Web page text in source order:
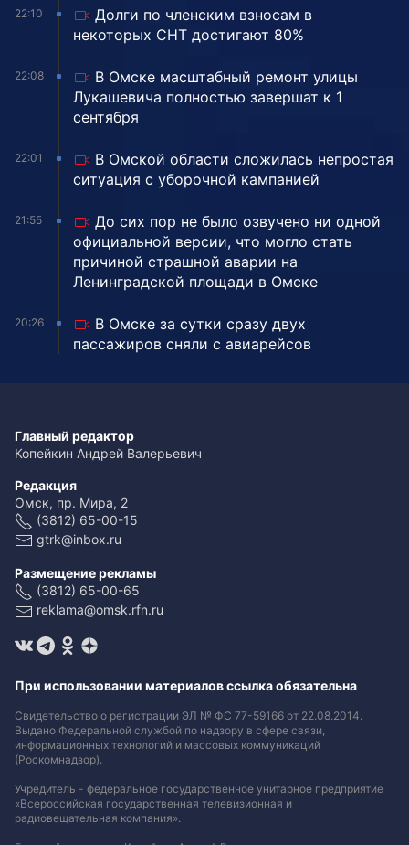
22:10
Долги по членским взносам в
некоторых СНТ достигают 80%
22:08
В Омске масштабный ремонт улицы
Лукашевича полностью завершат к 1
сентября
22:01
В Омской области сложилась непростая
ситуация с уборочной кампанией
21:55
До сих пор не было озвучено ни одной
официальной версии, что могло стать
причиной страшной аварии на
Ленинградской площади в Омске
20:26
В Омске за сутки сразу двух
пассажиров сняли с авиарейсов
Главный редактор
Копейкин Андрей Валерьевич
Редакция
Омск, пр. Мира, 2
(3812) 65-00-15
gtrk@inbox.ru
Размещение рекламы
(3812) 65-00-65
reklama@omsk.rfn.ru
При использовании материалов ссылка обязательна
Свидетельство о регистрации ЭЛ № ФС 77-59166 от 22.08.2014.
Выдано Федеральной службой по надзору в сфере связи,
информационных технологий и массовых коммуникаций
(Роскомнадзор).
Учредитель - федеральное государственное унитарное предприятие
«Всероссийская государственная телевизионная и
радиовещательная компания».